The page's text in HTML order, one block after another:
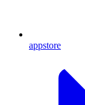
appstore